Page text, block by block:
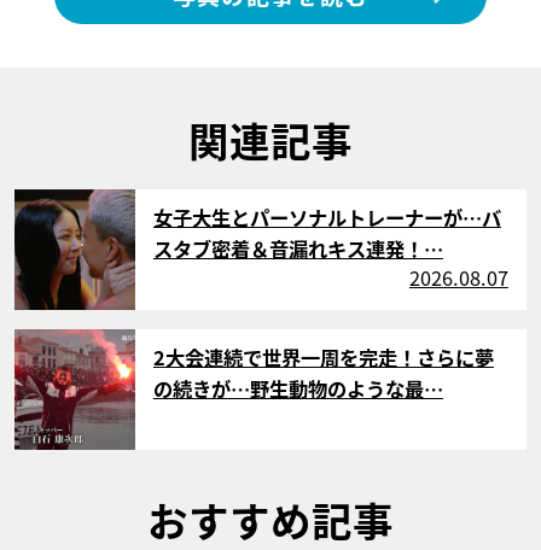
関連記事
サムネイル
女子大生とパーソナルトレーナーが…バ
スタブ密着＆音漏れキス連発！…
2026.08.07
サムネイル
2大会連続で世界一周を完走！さらに夢
の続きが…野生動物のような最…
おすすめ記事